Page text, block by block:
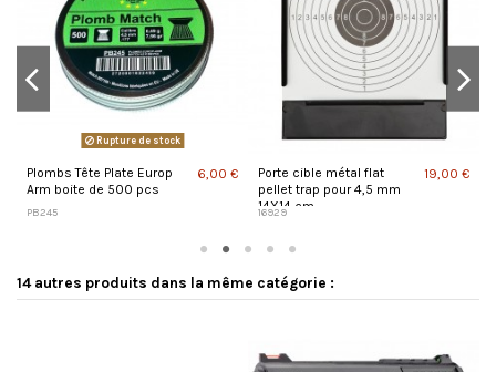
Rupture de stock
Plombs Tête Plate Europ
Arm boite de 500 pcs
PB245
6,00 €
Porte cible métal flat
pellet trap pour 4,5 mm
14X14 cm
16929
19,00 €
14 autres produits dans la même catégorie :